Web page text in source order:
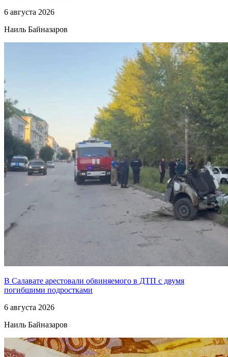
6 августа 2026
Наиль Байназаров
В Салавате арестовали обвиняемого в ДТП с двумя
погибшими подростками
6 августа 2026
Наиль Байназаров